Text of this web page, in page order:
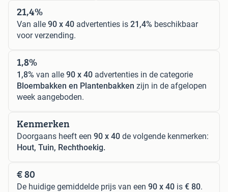
21,4%
Van alle 90 x 40 advertenties is 21,4% beschikbaar
voor verzending.
1,8%
1,8% van alle 90 x 40 advertenties in de categorie
Bloembakken en Plantenbakken zijn in de afgelopen
week aangeboden.
Kenmerken
Doorgaans heeft een 90 x 40 de volgende kenmerken:
Hout, Tuin, Rechthoekig.
€ 80
De huidige gemiddelde prijs van een 90 x 40 is € 80.